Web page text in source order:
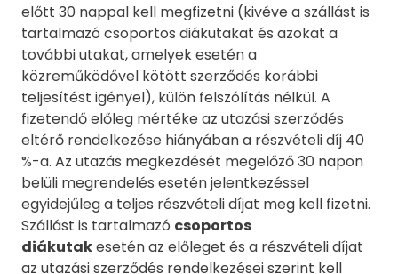
előtt 30 nappal kell megfizetni (kivéve a szállást is
tartalmazó csoportos diákutakat és azokat a
további utakat, amelyek esetén a
közreműködővel kötött szerződés korábbi
teljesítést igényel), külön felszólítás nélkül. A
fizetendő előleg mértéke az utazási szerződés
eltérő rendelkezése hiányában a részvételi díj 40
%-a. Az utazás megkezdését megelőző 30 napon
belüli megrendelés esetén jelentkezéssel
egyidejűleg a teljes részvételi díjat meg kell fizetni.
Szállást is tartalmazó csoportos
diákutakesetén az előleget és a részvételi díjat
az utazási szerződés rendelkezései szerint kell